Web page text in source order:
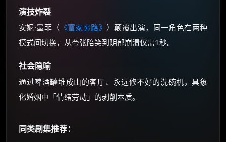
演技炸裂
安妮·墨菲（ 《富家穷路》 ）颠覆出演，同一角色在两种
模式间切换，从夸张陪笑到阴郁崩溃仅需1秒。
社会隐喻
通过啤酒罐堆成山的客厅、永远修不好的洗碗机，具象
化婚姻中「情绪劳动」的剥削本质。
同类剧集推荐：